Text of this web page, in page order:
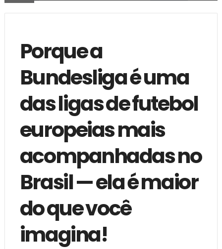
Porque a
Bundesliga é uma
das ligas de futebol
europeias mais
acompanhadas no
Brasil — ela é maior
do que você
imagina!